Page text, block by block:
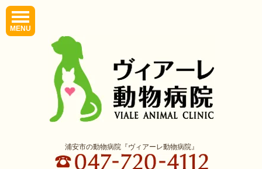
MENU
浦安市の動物病院『ヴィアーレ動物病院』